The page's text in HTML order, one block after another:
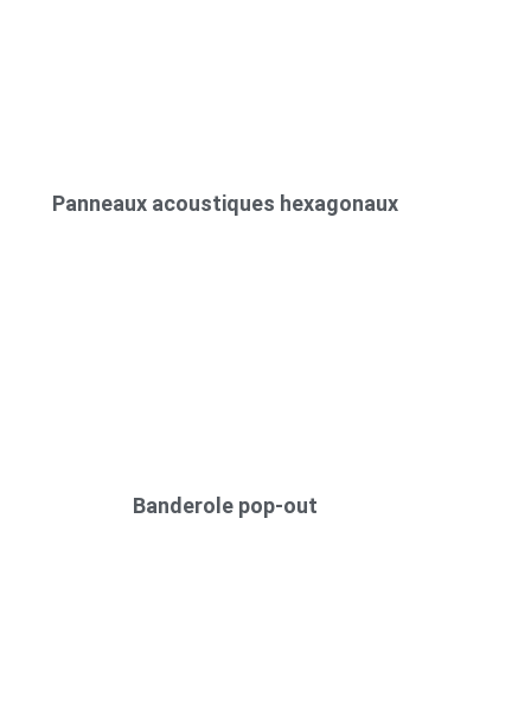
Panneaux acoustiques hexagonaux
Banderole pop-out